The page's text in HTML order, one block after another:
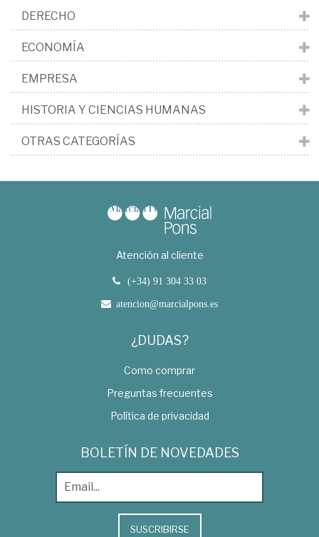
DERECHO
ECONOMÍA
EMPRESA
HISTORIA Y CIENCIAS HUMANAS
OTRAS CATEGORÍAS
Atención al cliente
(+34) 91 304 33 03
atencion@marcialpons.es
¿DUDAS?
Como comprar
Preguntas frecuentes
Política de privacidad
BOLETÍN DE NOVEDADES
SUSCRIBIRSE